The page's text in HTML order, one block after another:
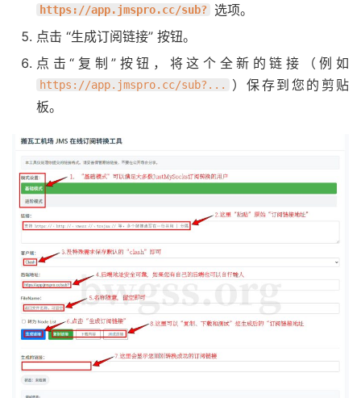
https://app.jmspro.cc/sub?
选项。
点击 “生成订阅链接” 按钮。
点击“复制”按钮，将这个全新的链接（例如
https://app.jmspro.cc/sub?...
）保存到您的剪贴
板。